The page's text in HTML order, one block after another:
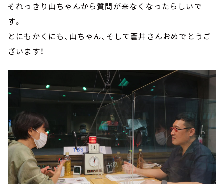
それっきり山ちゃんから質問が来なくなったらしいで
す。
とにもかくにも、山ちゃん、そして蒼井さんおめでとうご
ざいます！